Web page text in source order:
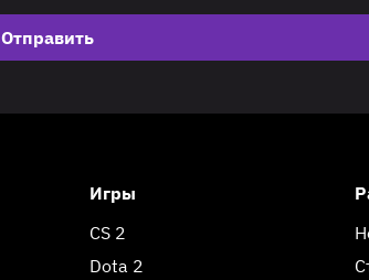
Отправить
Игры
CS 2
Dota 2